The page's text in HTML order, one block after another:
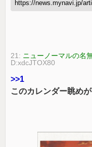
https://news.mynavi.jp/
21: ニューノーマルの名
D:xdcJTOX80
>>1
このカレンダー眺め